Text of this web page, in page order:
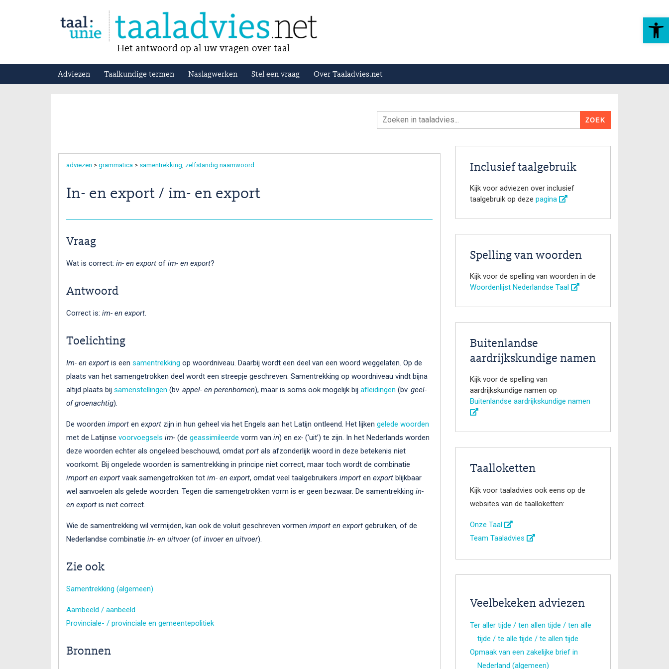
Toolbar openen
Het antwoord op al uw vragen over taal
Adviezen Taalkundige termen Naslagwerken Stel een vraag Over Taaladvies.net
adviezen > grammatica > samentrekking zelfstandig naamwoord
In- en export / im- en export
Vraag
Wat is correct: in- en export of im- en export?
Antwoord
Correct is: im- en export.
Toelichting
Im- en export is een samentrekking op woordniveau. Daarbij wordt een deel van een woord weggelaten. Op de
plaats van het samengetrokken deel wordt een streepje geschreven. Samentrekking op woordniveau vindt bijna
altijd plaats bij samenstellingen (bv. appel- en perenbomen), maar is soms ook mogelijk bij afleidingen (bv. geel-
of groenachtig).
De woorden import en export zijn in hun geheel via het Engels aan het Latijn ontleend. Het lijken gelede woorden
met de Latijnse voorvoegsels im- (de geassimileerde vorm van in) en ex- (‘uit’) te zijn. In het Nederlands worden
deze woorden echter als ongeleed beschouwd, omdat port als afzonderlijk woord in deze betekenis niet
voorkomt. Bij ongelede woorden is samentrekking in principe niet correct, maar toch wordt de combinatie
import en export vaak samengetrokken tot im- en export, omdat veel taalgebruikers import en export blijkbaar
wel aanvoelen als gelede woorden. Tegen die samengetrokken vorm is er geen bezwaar. De samentrekking in-
en export is niet correct.
Wie de samentrekking wil vermijden, kan ook de voluit geschreven vormen import en export gebruiken, of de
Nederlandse combinatie in- en uitvoer(of invoer en uitvoer).
Zie ook
Samentrekking (algemeen)
Aambeeld / aanbeeld
Provinciale- / provinciale en gemeentepolitiek
Bronnen
Inclusief taalgebruik
Kijk voor adviezen over inclusief
taalgebruik op deze pagina
Spelling van woorden
Kijk voor de spelling van woorden in de
Woordenlijst Nederlandse Taal
Buitenlandse
aardrijkskundige namen
Kijk voor de spelling van
aardrijkskundige namen op
Buitenlandse aardrijkskundige namen
Taalloketten
Kijk voor taaladvies ook eens op de
websites van de taalloketten:
Onze Taal
Team Taaladvies
Veelbekeken adviezen
Ter aller tijde / ten allen tijde / ten alle
tijde / te alle tijde / te allen tijde
Opmaak van een zakelijke brief in
Nederland (algemeen)